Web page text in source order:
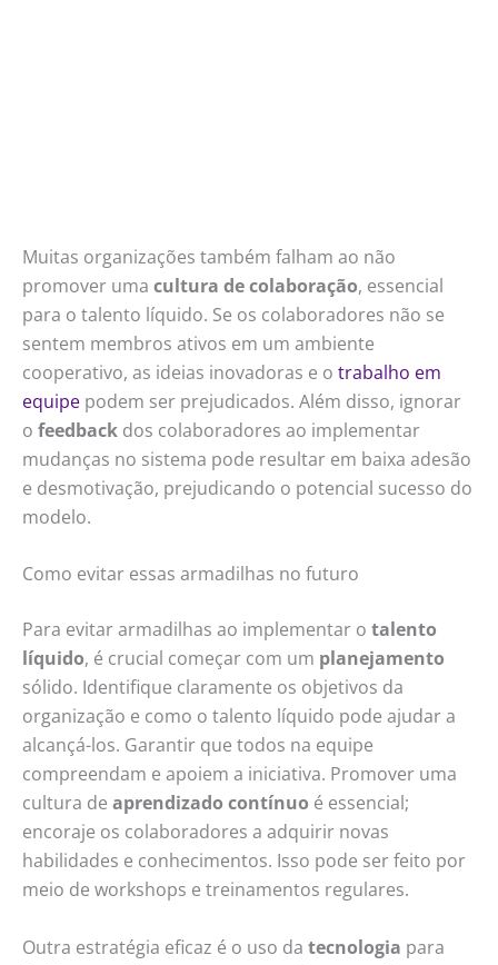
Muitas organizações também falham ao não
promover uma cultura de colaboração, essencial
para o talento líquido. Se os colaboradores não se
sentem membros ativos em um ambiente
cooperativo, as ideias inovadoras e o trabalho em
equipe podem ser prejudicados. Além disso, ignorar
o feedback dos colaboradores ao implementar
mudanças no sistema pode resultar em baixa adesão
e desmotivação, prejudicando o potencial sucesso do
modelo.
Como evitar essas armadilhas no futuro
Para evitar armadilhas ao implementar o talento
líquido, é crucial começar com um planejamento
sólido. Identifique claramente os objetivos da
organização e como o talento líquido pode ajudar a
alcançá-los. Garantir que todos na equipe
compreendam e apoiem a iniciativa. Promover uma
cultura de aprendizado contínuo é essencial;
encoraje os colaboradores a adquirir novas
habilidades e conhecimentos. Isso pode ser feito por
meio de workshops e treinamentos regulares.
Outra estratégia eficaz é o uso da tecnologia para